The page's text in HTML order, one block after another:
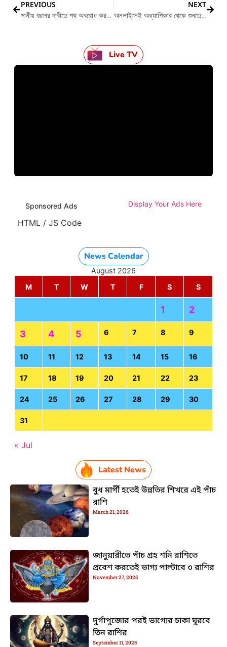
PREVIOUS
পানীয় জলের দাবীতে পথ অবরোধ করলো মহিলারা
NEXT
অনলাইনেই অধ্যাপিকার থেকে শুনতে হলো অকথ্য ভাষা
Live TV
Sponsored Ads Display Your Ads Here
HTML / JS Code
News Calendar
August 2026
M
T W T F S S
1 2
3 4 5 6 7 8 9
10 11 12 13 14 15 16
17 18 19 20 21 22 23
24 25 26 27 28 29 30
31
« Jul
Latest News
বুধ মার্গী হতেই উন্নতির শিখরে এই পাঁচ
রাশি
March 21, 2026
জানুয়ারীতে পাঁচ গ্রহ শনি রাশিতে
প্রবেশ করতেই ভাগ্য পাল্টাবে ৩ রাশির
November 27, 2025
দুর্গাপুজোর পরই ভাগ্যের চাকা ঘুরবে
তিন রাশির
September 11, 2025